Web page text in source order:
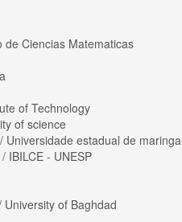
de Ciencias Matematicas
of Technology
of science
estadual de maringa
IBILCE - UNESP
of Baghdad